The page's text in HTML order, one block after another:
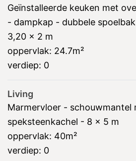
Geïnstalleerde keuken met
- dampkap - dubbele
3,20 x 2 m
oppervlak: 24.7m²
verdiep: 0
Living
Marmervloer - schouwmantel
speksteenkachel - 8 x 5 m
oppervlak: 40m²
verdiep: 0